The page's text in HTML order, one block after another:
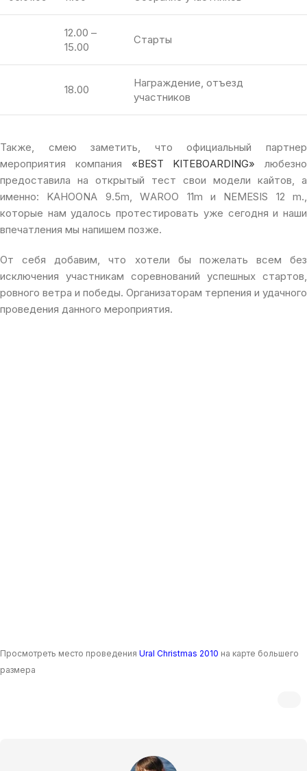
12.00 –
15.00
Старты
18.00
Награждение, отъезд
участников
Также, смею заметить, что официальный партнер
мероприятия компания «BEST KITEBOARDING» любезно
предоставила на открытый тест свои модели кайтов, а
именно: KAHOONA 9.5m, WAROO 11m и NEMESIS 12 m.,
которые нам удалось протестировать уже сегодня и наши
впечатления мы напишем позже.
От себя добавим, что хотели бы пожелать всем без
исключения участникам соревнований успешных стартов,
ровного ветра и победы. Организаторам терпения и удачного
проведения данного мероприятия.
Просмотреть место проведения Ural Christmas 2010 на карте большего
размера